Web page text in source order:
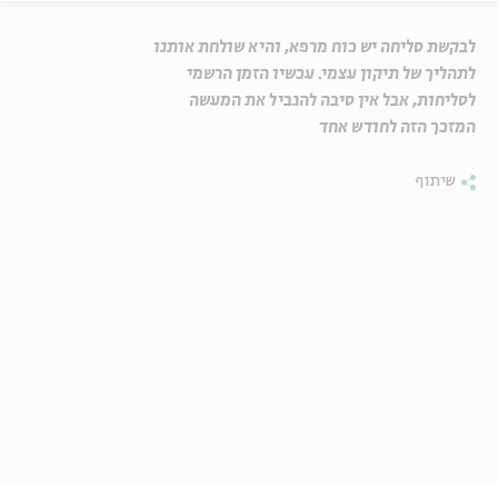
לבקשת סליחה יש כוח מרפא, והיא שולחת אותנו
לתהליך של תיקון עצמי. עכשיו הזמן הרשמי
לסליחות, אבל אין סיבה להגביל את המעשה
המזכך הזה לחודש אחד
שיתוף